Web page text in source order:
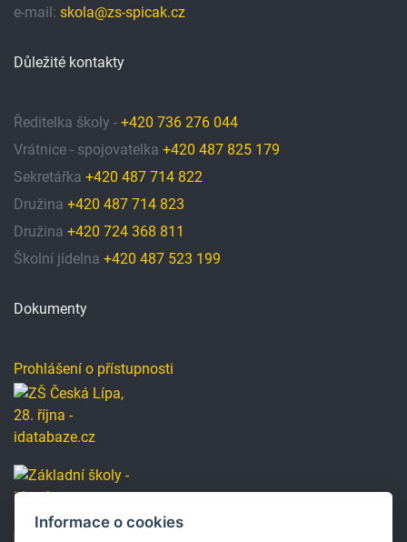
e-mail: skola@zs-spicak.cz
Důležité kontakty
Ředitelka školy - +420 736 276 044
Vrátnice - spojovatelka +420 487 825 179
Sekretářka +420 487 714 822
Družina +420 487 714 823
Družina +420 724 368 811
Školní jídelna +420 487 523 199
Dokumenty
Prohlášení o přístupnosti
Informace o cookies